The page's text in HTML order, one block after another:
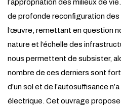
l’appropriation des milieux de
de profonde reconfiguration
l’œuvre, remettant en question
nature et l’échelle des
nous permettent de subsister,
nombre de ces derniers sont
d’un sol et de l’autosuffisance
électrique. Cet ouvrage